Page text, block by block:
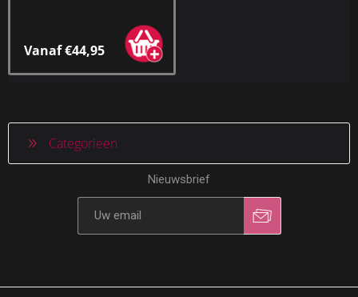
Vanaf €44,95
Categorieen
Nieuwsbrief